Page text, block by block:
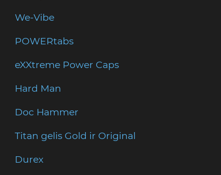
We-Vibe
POWERtabs
eXXtreme Power Caps
Hard Man
Doc Hammer
Titan gelis Gold ir Original
Durex